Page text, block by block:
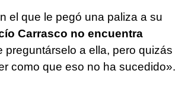
el que le pegó una paliza a su
Carrasco no encuentra
preguntárselo a ella, pero quizás
como que eso no ha sucedido».